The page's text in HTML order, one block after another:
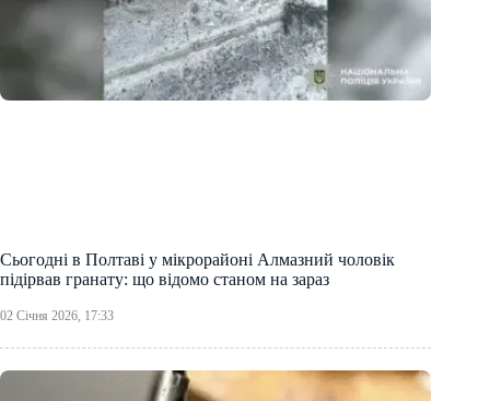
Сьогодні в Полтаві у мікрорайоні Алмазний чоловік
підірвав гранату: що відомо станом на зараз
02 Січня 2026, 17:33